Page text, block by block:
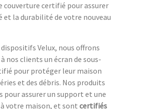
couverture certifié pour assurer
et la durabilité de votre nouveau
dispositifs Velux, nous offrons
nos clients un écran de sous-
pour protéger leur maison
et des débris. Nos produits
pour assurer un support et une
votre maison, et sontcertifiés